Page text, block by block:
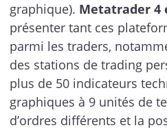
graphique). Metatrader 4
présenter tant ces
parmi les traders,
des stations de trading
plus de 50 indicateurs
graphiques à 9 unités de
d’ordres différents et la